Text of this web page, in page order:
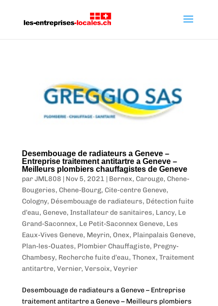
Desembouage de radiateurs a Geneve –
Entreprise traitement antitartre a Geneve –
Meilleurs plombiers chauffagistes de Geneve
parJML808 | Nov 5, 2021 | Bernex, Carouge, Chene-
Bougeries, Chene-Bourg, Cite-centre Geneve,
Cologny, Désembouage de radiateurs, Détection fuite
d’eau, Geneve, Installateur de sanitaires, Lancy, Le
Grand-Saconnex, Le Petit-Saconnex Geneve, Les
Eaux-Vives Geneve, Meyrin, Onex, Plainpalais Geneve,
Plan-les-Ouates, Plombier Chauffagiste, Pregny-
Chambesy, Recherche fuite d’eau, Thonex, Traitement
antitartre, Vernier, Versoix, Veyrier
Desembouage de radiateurs a Geneve – Entreprise
traitement antitartre a Geneve – Meilleurs plombiers